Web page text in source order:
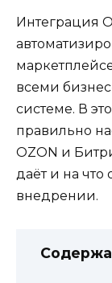
Интеграция
всеми
системе. В
правильно
OZON и
даёт и на
внедрении.